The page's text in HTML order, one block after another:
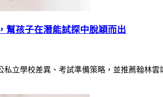
幫孩子在潛能試探中脫穎而出
立學校差異、考試準備策略，並推薦翰林雲